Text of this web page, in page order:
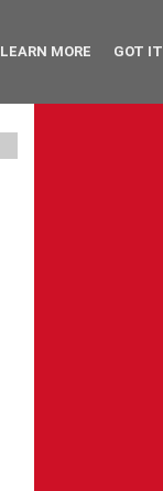
LEARN MORE GOT IT